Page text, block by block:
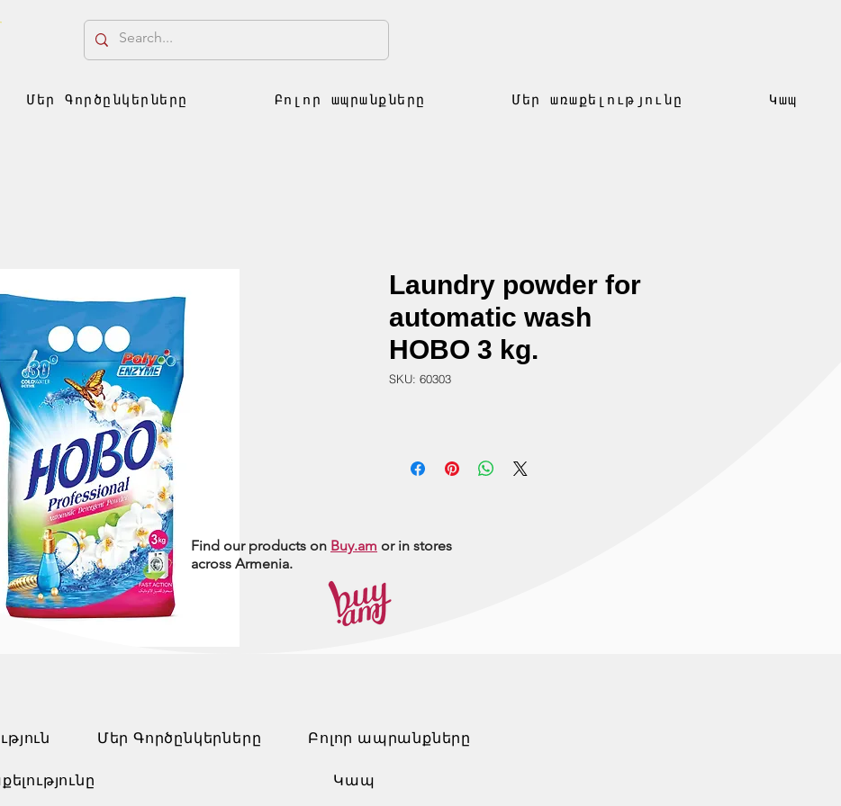
Մեր Գործընկերները Բոլոր ապրանքները Մեր առաքելությունը Կապ
Laundry powder for
automatic wash
HOBO 3 kg.
SKU: 60303
Find our products on Buy.am or in stores
across Armenia.
Մեր Գործընկերները Բոլոր ապրանքները
Կապ